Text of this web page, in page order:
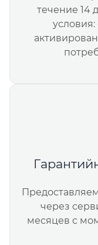
течение 14
условия:
через
месяцев с